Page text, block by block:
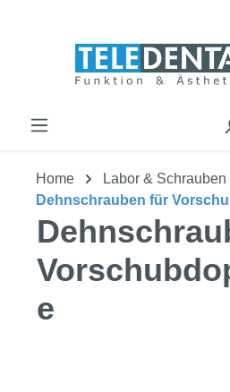
Home
Labor & Schrauben
Dehnschrauben für
e